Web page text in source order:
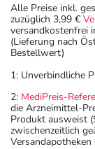
Alle Preise inkl.
zuzüglich 3,99 €
versandkostenfrei
(Lieferung nach
Bestellwert)
1: Unverbindliche
2: MediPreis-
die Arzneimittel-
Produkt ausweist
zwischenzeitlich